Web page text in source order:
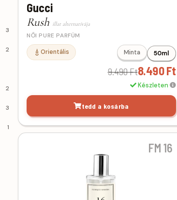
3
2
2
3
1
Gucci
Rush illat alternatívája
NŐI PURE PARFÜM
Orientális Minta 50ml
9.490 Ft8.490 Ft
Készleten
tedd a kosárba
FM 16